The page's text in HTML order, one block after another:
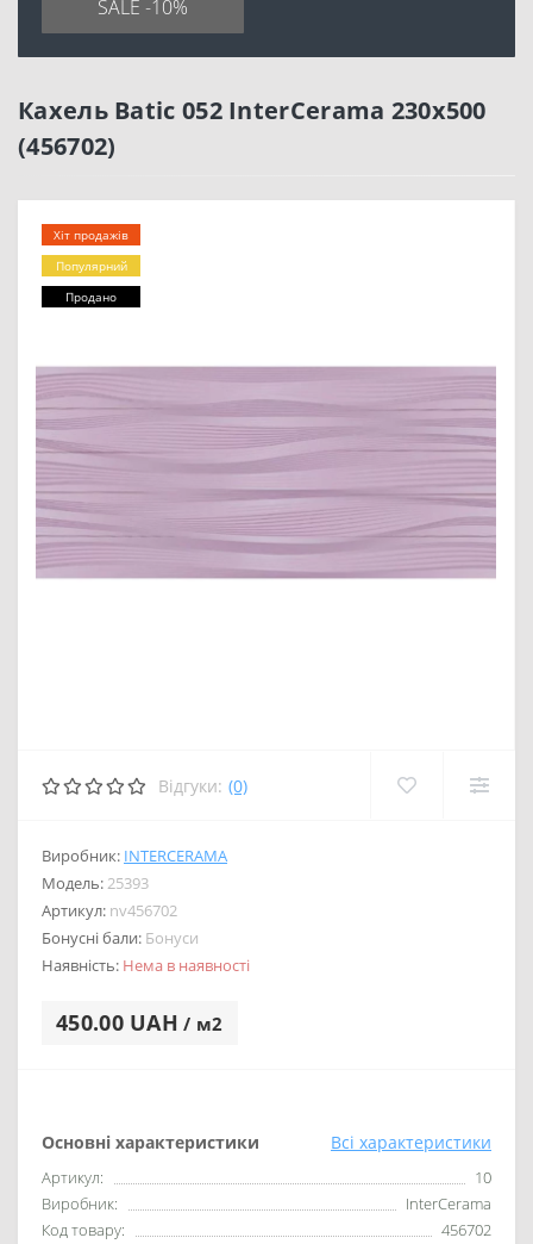
SALE -10%
Кахель Batic 052 InterCerama 230x500
(456702)
Хіт продажів
Популярний
Продано
Відгуки: (0)
Виробник: INTERCERAMA
Модель:25393
Артикул: nv456702
Бонусні бали: Бонуси
Наявність: Нема в наявності
450.00 UAH / м2
Основні характеристики Всі характеристики
Артикул:
10
Виробник:
InterCerama
Код товару:
456702